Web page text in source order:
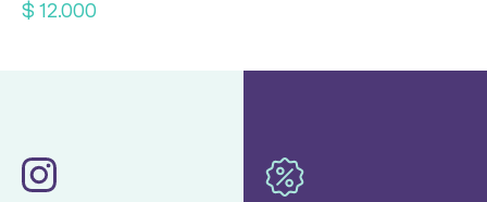
$ 12.000